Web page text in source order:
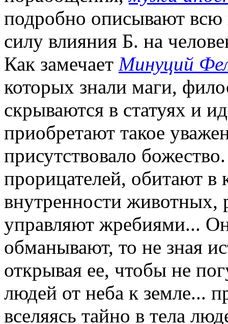
подробно описывают всю
силу влияния Б. на
Как замечает Минуций
которых знали маги,
скрываются в статуях и
приобретают такое
присутствовало
прорицателей, обитают в
внутренности животных,
управляют жребиями...
обманывают, то не зная
открывая ее, чтобы не
людей от неба к земле...
вселяясь тайно в тела